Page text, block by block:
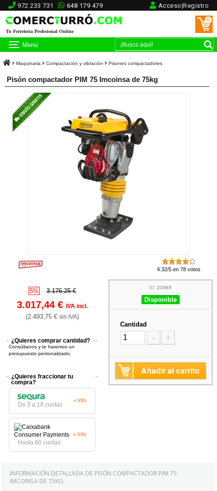
972 233 731 648 179 479 Acceso|Registro
Tu Ferretería Profesional Online
0
Menú
Maquinaria Compactación y vibración Pisones compactadores
Pisón compactador PIM 75 Imcoinsa de 75kg
4.32/5 en 78 votos
5% 3.176,25 €
3.017,44 € IVA incl.
(2.493,75 € sin IVA)
¿Quieres comprar cantidad?
Consúltanos y te haremos un
presupuesto personalizado.
¿Quieres fraccionar tu
compra?
De 3 a 18 cuotas
+ Info
Hasta 60 cuotas
+ Info
ID:21069
Disponible
Cantidad
- +
Añadir al carrito
INFORMACIÓN DETALLADA DE PISÓN COMPACTADOR PIM 75
IMCOINSA DE 75KG: